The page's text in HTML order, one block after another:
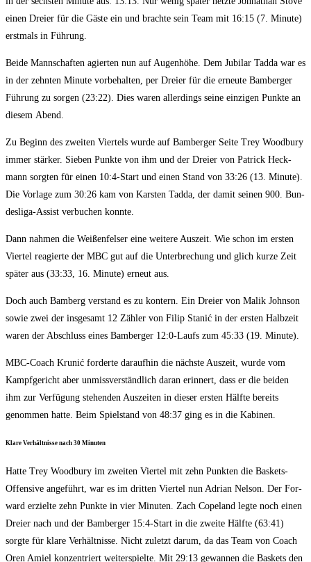
einen Drei­er für die Gäs­te ein und brach­te sein Team mit 16:15 (7. Minu­te)
erst­mals in Führung.
Bei­de Mann­schaf­ten agier­ten nun auf Augen­hö­he. Dem Jubi­lar Tad­da war es
in der zehn­ten Minu­te vor­be­hal­ten, per Drei­er für die erneu­te Bam­ber­ger
Füh­rung zu sor­gen (23:22). Dies waren aller­dings sei­ne ein­zi­gen Punk­te an
die­sem Abend.
Zu Beginn des zwei­ten Vier­tels wur­de auf Bam­ber­ger Sei­te Trey Wood­bu­ry
immer stär­ker. Sie­ben Punk­te von ihm und der Drei­er von Patrick Heck­
mann sorg­ten für einen 10:4‑Start und einen Stand von 33:26 (13. Minu­te).
Die Vor­la­ge zum 30:26 kam von Kars­ten Tad­da, der damit sei­nen 900. Bun­
des­li­ga-Assist ver­bu­chen konnte.
Dann nah­men die Wei­ßen­fel­ser eine wei­te­re Aus­zeit. Wie schon im ers­ten
Vier­tel reagier­te der MBC gut auf die Unter­bre­chung und glich kur­ze Zeit
spä­ter aus (33:33, 16. Minu­te) erneut aus.
Doch auch Bam­berg ver­stand es zu kon­tern. Ein Drei­er von Malik John­son
sowie zwei der ins­ge­samt 12 Zäh­ler von Filip Sta­nić in der ers­ten Halb­zeit
waren der Abschluss eines Bam­ber­ger 12:0‑Laufs zum 45:33 (19. Minute).
MBC-Coach Krunić for­der­te dar­auf­hin die nächs­te Aus­zeit, wur­de vom
Kampf­ge­richt aber unmiss­ver­ständ­lich dar­an erin­nert, dass er die bei­den
ihm zur Ver­fü­gung ste­hen­den Aus­zei­ten in die­ser ers­ten Hälf­te bereits
genom­men hat­te. Beim Spiel­stand von 48:37 ging es in die Kabinen.
Kla­re Ver­hält­nis­se nach 30 Minuten
Hat­te Trey Wood­bu­ry im zwei­ten Vier­tel mit zehn Punk­ten die Bas­kets-
Offen­si­ve ange­führt, war es im drit­ten Vier­tel nun Adri­an Nel­son. Der For­
ward erziel­te zehn Punk­te in vier Minu­ten. Zach Cope­land leg­te noch einen
Drei­er nach und der Bam­ber­ger 15:4‑Start in die zwei­te Hälf­te (63:41)
sorg­te für kla­re Ver­hält­nis­se. Nicht zuletzt dar­um, da das Team von Coach
Oren Amiel kon­zen­triert wei­ter­spiel­te. Mit 29:13 gewan­nen die Bas­kets den